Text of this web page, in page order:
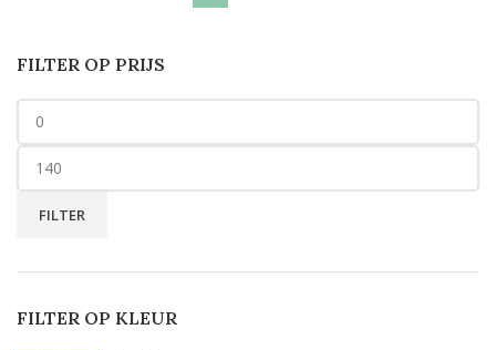
FILTER OP PRIJS
FILTER
FILTER OP KLEUR